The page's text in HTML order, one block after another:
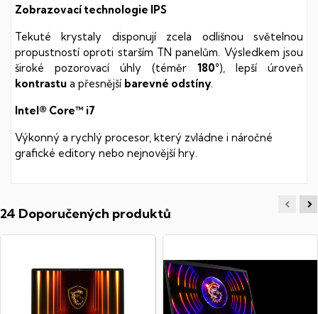
Zobrazovací technologie IPS
Tekuté krystaly disponují zcela odlišnou světelnou
propustností oproti starším TN panelům. Výsledkem jsou
široké pozorovací úhly (téměr 180°), lepší úroveň
kontrastu a přesnější barevné odstíny
Intel® Core™ i7
Výkonný a rychlý procesor, který zvládne i náročné
grafické editory nebo nejnovější hry.
24 Doporučených produktů